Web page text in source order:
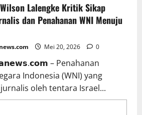
Lalengke Kritik Sikap
dan Penahanan WNI Menuju
Mei 20, 2026 0
– Penahanan
Indonesia (WNI) yang
oleh tentara Israel...